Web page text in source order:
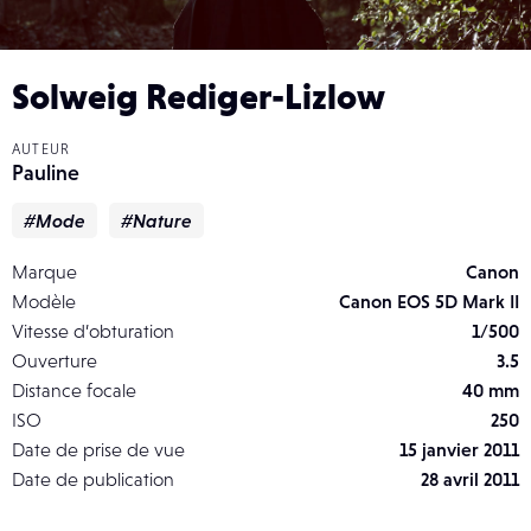
Solweig Rediger-Lizlow
AUTEUR
Pauline
#Mode #Nature
Marque
Canon
Modèle
Canon EOS 5D Mark II
Vitesse d’obturation
1/500
Ouverture
3.5
Distance focale
40 mm
ISO
250
Date de prise de vue
15 janvier 2011
Date de publication
28 avril 2011